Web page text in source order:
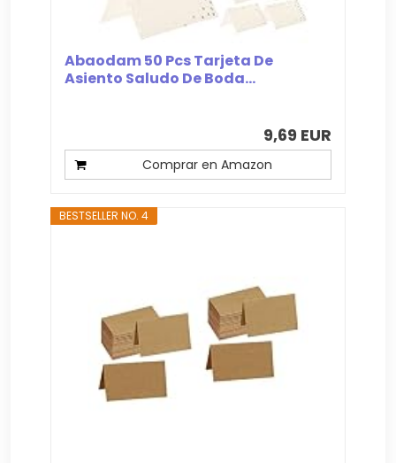
Abaodam 50 Pcs Tarjeta De
Asiento Saludo De Boda...
9,69 EUR
Comprar en Amazon
BESTSELLER NO. 4